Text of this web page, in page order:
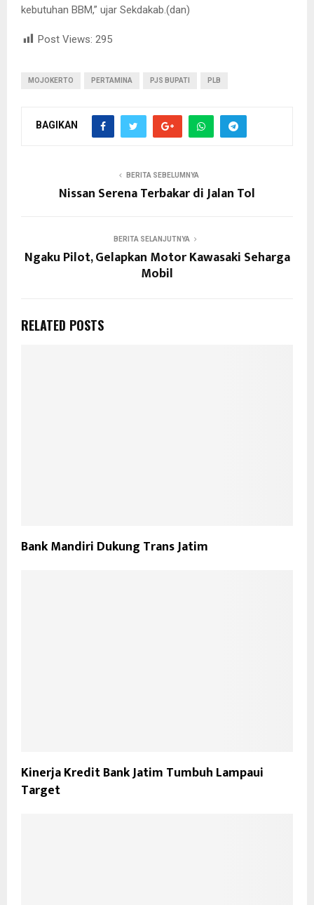
kebutuhan BBM,” ujar Sekdakab.(dan)
Post Views: 295
MOJOKERTO PERTAMINA PJS BUPATI PLB
BAGIKAN
BERITA SEBELUMNYA
Nissan Serena Terbakar di Jalan Tol
BERITA SELANJUTNYA
Ngaku Pilot, Gelapkan Motor Kawasaki Seharga
Mobil
RELATED POSTS
Bank Mandiri Dukung Trans Jatim
Kinerja Kredit Bank Jatim Tumbuh Lampaui
Target